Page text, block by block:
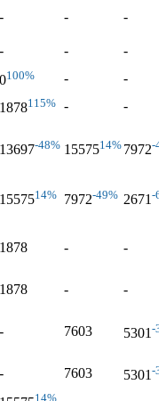
- -
-
- -
-
0100% -
-
1878115% -
-
13697-48% 1557514% 7972-
1557514% 7972-49% 2671 -
1878 - -
1878 -
-
- 7603 5301 -
- 7603 5301 -
14%